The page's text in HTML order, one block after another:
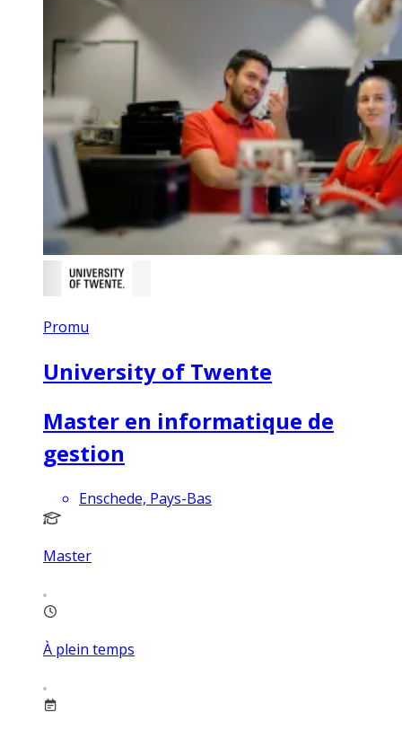
Promu
University of Twente
Master en informatique de
gestion
Enschede, Pays-Bas
Master
À plein temps